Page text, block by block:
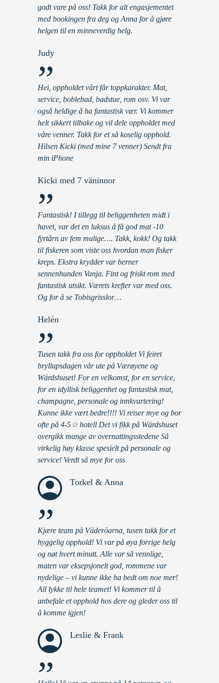
godt vare på oss! Takk for alt engasjementet
med bookingen fra deg og Anna for å gjøre
helgen til en minneverdig helg.
Judy
”
Hei, oppholdet vårt får toppkarakter. Mat,
service, boblebad, badstue, rom osv. Vi var
også heldige å ha fantastisk vær. Vi kommer
helt sikkert tilbake og vil dele oppholdet med
våre venner. Takk for et så koselig opphold.
Hilsen Kicki (med mine 7 venner) Sendt fra
min iPhone
Kicki med 7 väninnor
”
Fantastisk! I tillegg til beliggenheten midt i
havet, var det en luksus å få god mat -10
fyrtårn av fem mulige…. Takk, kokk! Og takk
til fiskeren som viste oss hvordan man fisker
kreps. Ekstra krydder var berner
sennenhunden Vanja. Fint og friskt rom med
fantastisk utsikt. Værets krefter var med oss.
Og for å se Tobisgrisslor…
Helén
”
Tusen takk fra oss for oppholdet Vi feiret
bryllupsdagen vår ute på Værøyene og
Wärdshuset! For en velkomst, for en service,
for en idyllisk beliggenhet og fantastisk mat,
champagne, personale og innkvartering!
Kunne ikke vært bedre!!!! Vi reiser mye og bor
ofte på 4-5☆ hotell Det vi fikk på Wärdshuset
overgikk mange av overnattingsstedene Så
virkelig høy klasse spesielt på personale og
service! Verdt så mye for oss
Torkel & Anna
”
Kjære team på Väderöarna, tusen takk for et
hyggelig opphold! Vi var på øya forrige helg
og nøt hvert minutt. Alle var så vennlige,
maten var eksepsjonelt god, rommene var
nydelige – vi kunne ikke ha bedt om noe mer!
All lykke til hele teamet! Vi kommer til å
anbefale et opphold hos dere og gleder oss til
å komme igjen!
Leslie & Frank
”